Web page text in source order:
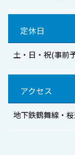
定休日
土・日・祝(事前
アクセス
地下鉄鶴舞線・